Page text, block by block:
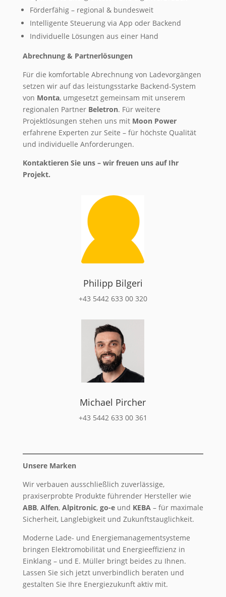
Förderfähig – regional & bundesweit
Intelligente Steuerung via App oder Backend
Individuelle Lösungen aus einer Hand
Abrechnung & Partnerlösungen
Für die komfortable Abrechnung von Ladevorgängen
setzen wir auf das leistungsstarke Backend-System
von Monta, umgesetzt gemeinsam mit unserem
regionalen Partner Beletron. Für weitere
Projektlösungen stehen uns mit Moon Power
erfahrene Experten zur Seite – für höchste Qualität
und individuelle Anforderungen.
Kontaktieren Sie uns – wir freuen uns auf Ihr
Projekt.
Philipp Bilgeri
+43 5442 633 00 320
Michael Pircher
+43 5442 633 00 361
Unsere Marken
Wir verbauen ausschließlich zuverlässige,
praxiserprobte Produkte führender Hersteller wie
ABB, Alfen, Alpitronic, go-eund KEBA– für maximale
Sicherheit, Langlebigkeit und Zukunftstauglichkeit.
Moderne Lade- und Energiemanagementsysteme
bringen Elektromobilität und Energieeffizienz in
Einklang – und E. Müller bringt beides zu Ihnen.
Lassen Sie sich jetzt unverbindlich beraten und
gestalten Sie Ihre Energiezukunft aktiv mit.